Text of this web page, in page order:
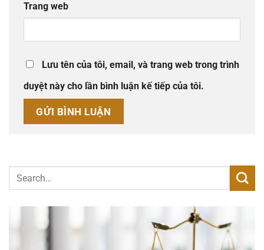
Trang web
Lưu tên của tôi, email, và trang web trong trình
duyệt này cho lần bình luận kế tiếp của tôi.